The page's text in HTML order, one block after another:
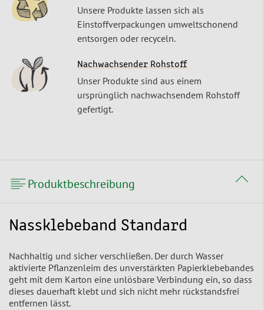
Unsere Produkte lassen sich als
Einstoffverpackungen umweltschonend
entsorgen oder recyceln.
Nachwachsender Rohstoff
Unser Produkte sind aus einem
ursprünglich nachwachsendem Rohstoff
gefertigt.
Produktbeschreibung
Nassklebeband Standard
Nachhaltig und sicher verschließen. Der durch Wasser
aktivierte Pflanzenleim des unverstärkten Papierklebebandes
geht mit dem Karton eine unlösbare Verbindung ein, so dass
dieses dauerhaft klebt und sich nicht mehr rückstandsfrei
entfernen lässt.